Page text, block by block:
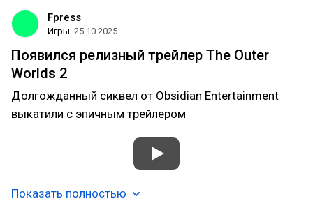
Fpress
Игры 25.10.2025
Появился релизный трейлер The Outer
Worlds 2
Долгожданный сиквел от Obsidian Entertainment
выкатили с эпичным трейлером
Показать полностью